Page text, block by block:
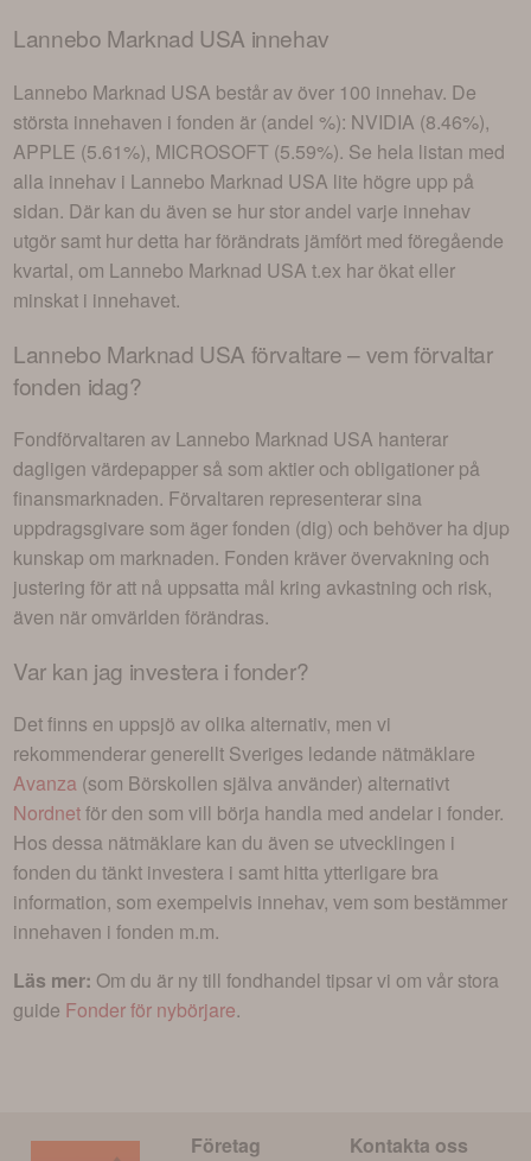
Lannebo Marknad USA innehav
Lannebo Marknad USA består av över 100 innehav. De
största innehaven i fonden är (andel %): NVIDIA (8.46%),
APPLE (5.61%), MICROSOFT (5.59%). Se hela listan med
alla innehav i Lannebo Marknad USA lite högre upp på
sidan. Där kan du även se hur stor andel varje innehav
utgör samt hur detta har förändrats jämfört med föregående
kvartal, om Lannebo Marknad USA t.ex har ökat eller
minskat i innehavet.
Lannebo Marknad USA förvaltare – vem förvaltar
fonden idag?
Fondförvaltaren av Lannebo Marknad USA hanterar
dagligen värdepapper så som aktier och obligationer på
finansmarknaden. Förvaltaren representerar sina
uppdragsgivare som äger fonden (dig) och behöver ha djup
kunskap om marknaden. Fonden kräver övervakning och
justering för att nå uppsatta mål kring avkastning och risk,
även när omvärlden förändras.
Var kan jag investera ifonder?
Det finns en uppsjö av olika alternativ, men vi
rekommenderar generellt Sveriges ledande nätmäklare
Avanza (som Börskollen själva använder) alternativt
Nordnetför den som vill börja handla med andelar ifonder.
Hos dessa nätmäklare kan du även se utvecklingen i
fonden du tänkt investera i samt hitta ytterligare bra
information, som exempelvis innehav, vem som bestämmer
innehaven i fonden m.m.
Läs mer: Om du är ny till fondhandel tipsar vi om vår stora
guide Fonder för nybörjare.
Företag Kontakta oss